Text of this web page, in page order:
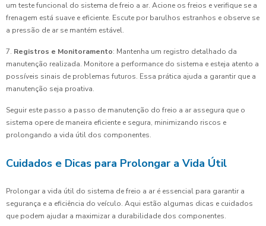
um teste funcional do sistema de freio a ar. Acione os freios e verifique se a
frenagem está suave e eficiente. Escute por barulhos estranhos e observe se
a pressão de ar se mantém estável.
7. Registros e Monitoramento: Mantenha um registro detalhado da
manutenção realizada. Monitore a performance do sistema e esteja atento a
possíveis sinais de problemas futuros. Essa prática ajuda a garantir que a
manutenção seja proativa.
Seguir este passo a passo de manutenção do freio a ar assegura que o
sistema opere de maneira eficiente e segura, minimizando riscos e
prolongando a vida útil dos componentes.
Cuidados e Dicas para Prolongar a Vida Útil
Prolongar a vida útil do sistema de freio a ar é essencial para garantir a
segurança e a eficiência do veículo. Aqui estão algumas dicas e cuidados
que podem ajudar a maximizar a durabilidade dos componentes.